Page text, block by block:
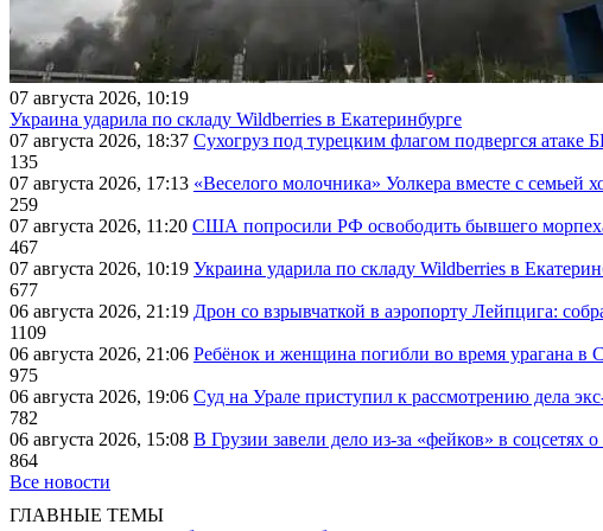
07 августа 2026, 10:19
Украина ударила по складу Wildberries в Екатеринбурге
07 августа 2026, 18:37 Сухогруз под турецким флагом подвергся
135
07 августа 2026, 17:13 «Веселого молочника» Уолкера вместе с семьей
259
07 августа 2026, 11:20 США попросили РФ освободить бывшего
467
07 августа 2026, 10:19 Украина ударила по складу Wildberries в
677
06 августа 2026, 21:19 Дрон со взрывчаткой в аэропорту Лейпцига:
1109
06 августа 2026, 21:06 Ребёнок и женщина погибли во время урагана в
975
06 августа 2026, 19:06 Суд на Урале приступил к рассмотрению дела
782
06 августа 2026, 15:08 В Грузии завели дело из-за «фейков» в соцсетях
864
Все новости
ГЛАВНЫЕ ТЕМЫ